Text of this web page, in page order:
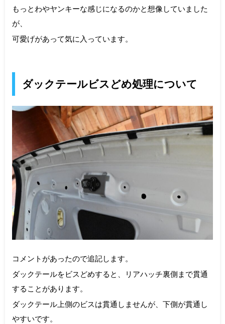
もっとわやヤンキーな感じになるのかと想像していました
が、
可愛げがあって気に入っています。
ダックテールビスどめ処理について
コメントがあったので追記します。
ダックテールをビスどめすると、リアハッチ裏側まで貫通
することがあります。
ダックテール上側のビスは貫通しませんが、下側が貫通し
やすいです。